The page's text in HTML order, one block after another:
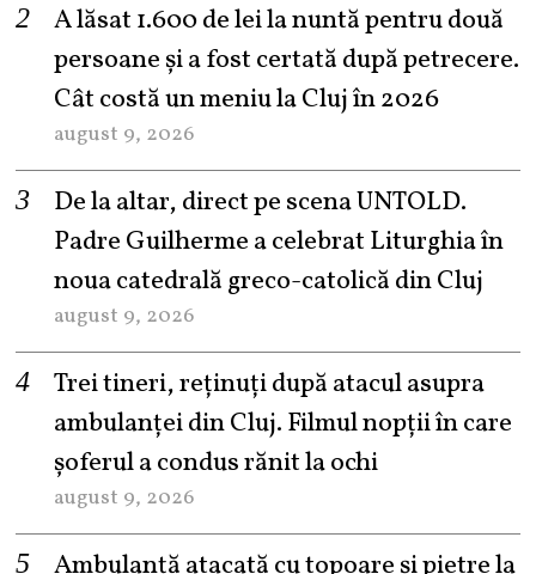
A lăsat 1.600 de lei la nuntă pentru două
persoane și a fost certată după petrecere.
Cât costă un meniu la Cluj în 2026
august 9, 2026
De la altar, direct pe scena UNTOLD.
Padre Guilherme a celebrat Liturghia în
noua catedrală greco-catolică din Cluj
august 9, 2026
Trei tineri, reținuți după atacul asupra
ambulanței din Cluj. Filmul nopții în care
șoferul a condus rănit la ochi
august 9, 2026
Ambulanță atacată cu topoare și pietre la